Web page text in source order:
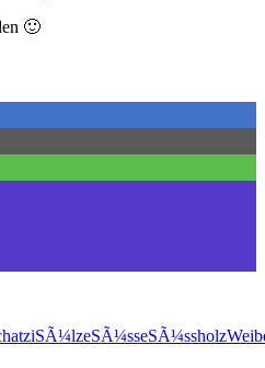
🙂
SÃ¼lzeSÃ¼sseSÃ¼ssholz